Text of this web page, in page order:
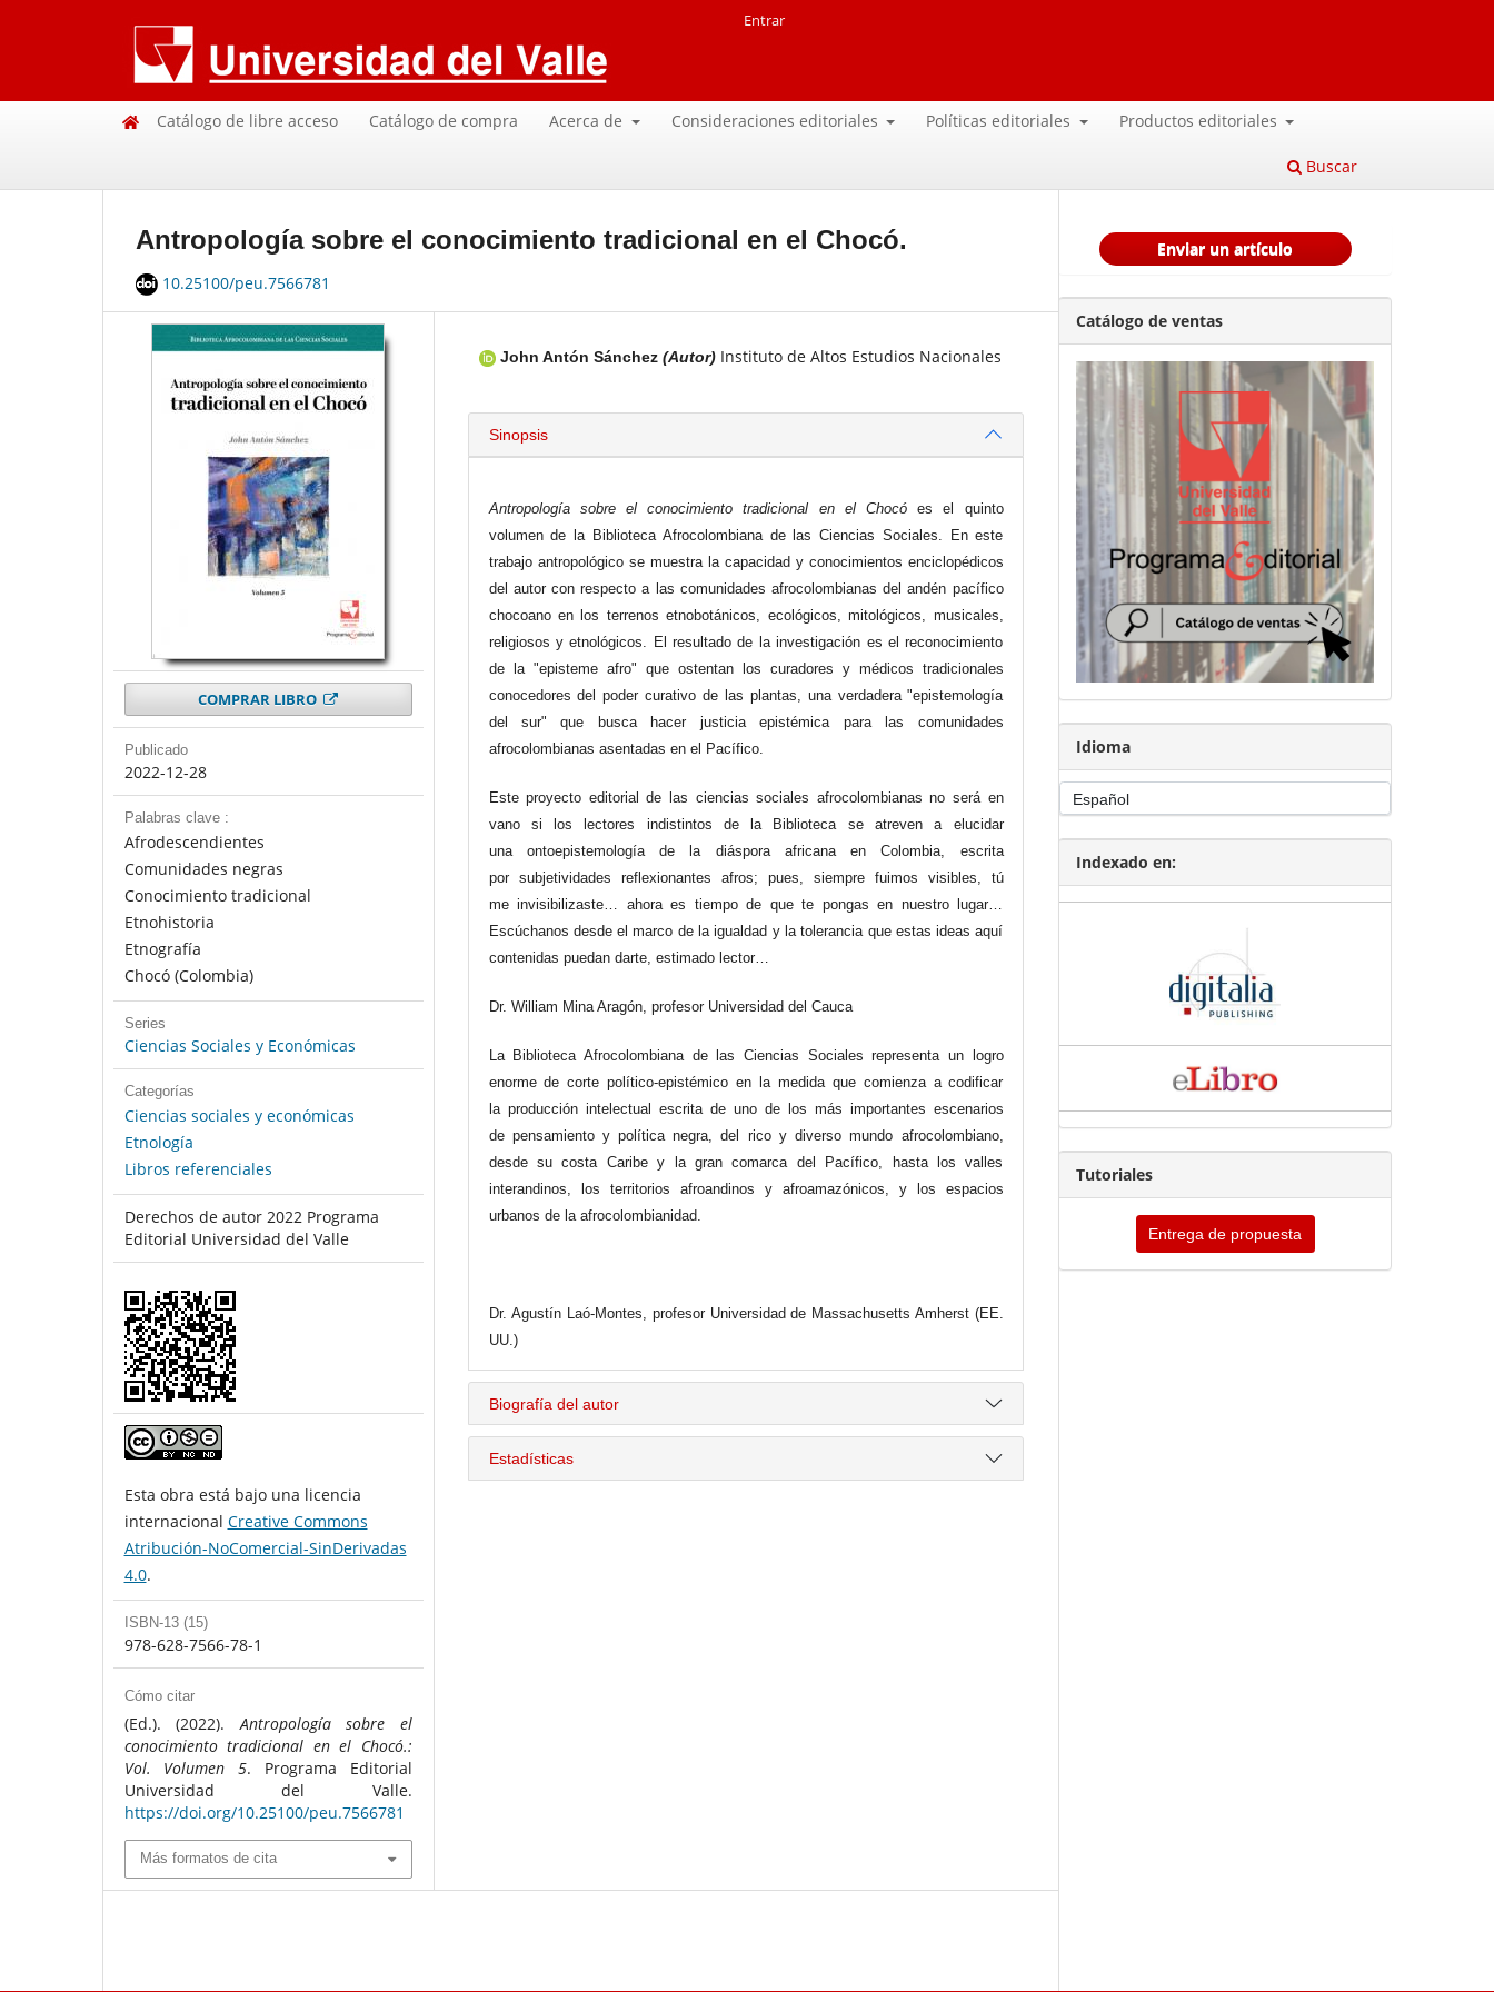
Catálogo de libre acceso Catálogo de compra Acerca de Consideraciones editoriales Políticas editoriales Productos editoriales
Buscar
Entrar
Antropología sobre el conocimiento tradicional en el Chocó.
10.25100/peu.7566781
COMPRAR LIBRO
Publicado
2022-12-28
Palabras clave :
Afrodescendientes
Comunidades negras
Conocimiento tradicional
Etnohistoria
Etnografía
Chocó (Colombia)
Series
Ciencias Sociales y Económicas
Categorías
Ciencias sociales y económicas
Etnología
Libros referenciales
Derechos de autor 2022 Programa
Editorial Universidad del Valle
Esta obra está bajo una licencia
internacional Creative Commons
Atribución-NoComercial-SinDerivadas
4.0.
ISBN-13 (15)
978-628-7566-78-1
Cómo citar
(Ed.). (2022).Antropología sobre el
conocimiento tradicional en el Chocó.:
Vol. Volumen 5. Programa Editorial
Universidad del Valle.
https://doi.org/10.25100/peu.7566781
Más formatos de cita
John Antón Sánchez (Autor) Instituto de Altos Estudios Nacionales
Sinopsis
Antropología sobre el conocimiento tradicional en el Chocóes el quinto
volumen de la Biblioteca Afrocolombiana de las Ciencias Sociales. En este
trabajo antropológico se muestra la capacidad y conocimientos enciclopédicos
del autor con respecto a las comunidades afrocolombianas del andén pacífico
chocoano en los terrenos etnobotánicos, ecológicos, mitológicos, musicales,
religiosos y etnológicos. El resultado de la investigación es el reconocimiento
de la "episteme afro" que ostentan los curadores y médicos tradicionales
conocedores del poder curativo de las plantas, una verdadera "epistemología
del sur" que busca hacer justicia epistémica para las comunidades
afrocolombianas asentadas en el Pacífico.
Este proyecto editorial de las ciencias sociales afrocolombianas no será en
vano si los lectores indistintos de la Biblioteca se atreven a elucidar
una ontoepistemología de la diáspora africana en Colombia, escrita
por subjetividades reflexionantes afros; pues, siempre fuimos visibles, tú
me invisibilizaste… ahora es tiempo de que te pongas en nuestro lugar…
Escúchanos desde el marco de la igualdad y la tolerancia que estas ideas aquí
contenidas puedan darte, estimado lector…
Dr. William Mina Aragón, profesor Universidad del Cauca
La Biblioteca Afrocolombiana de las Ciencias Sociales representa un logro
enorme de corte político-epistémico en la medida que comienza a codificar
la producción intelectual escrita de uno de los más importantes escenarios
de pensamiento y política negra, del rico y diverso mundo afrocolombiano,
desde su costa Caribe y la gran comarca del Pacífico, hasta los valles
interandinos, los territorios afroandinos y afroamazónicos, y los espacios
urbanos de la afrocolombianidad.
Dr. Agustín Laó-Montes, profesor Universidad de Massachusetts Amherst (EE.
UU.)
Biografía del autor
Estadísticas
Enviar un artículo
Catálogo de ventas
Idioma
Indexado en:
Tutoriales
Entrega de propuesta